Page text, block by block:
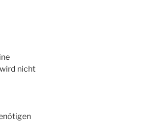
nicht